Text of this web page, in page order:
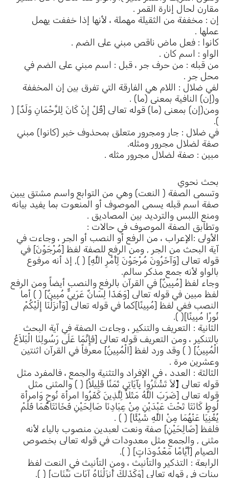
مقارن لحال إنارة القمر .
إن : مخففة من الثقيلة مهملة ، لأنها إذا خففت يهمل
عملها .
كانوا : فعل ماض ناقص مبني على الضم .
الواو : اسم كان .
من قبله : من حرف جر ، قبل : اسم مبني على الضم في
محل جر .
لفي ضلال : اللام هي الفارقة التي تفرق بين إن المخففة
و(إن) النافية بمعنى (ما) .
ومن(إن) بمعنى (ما) قوله تعالى [قُلْ إِنْ كَانَ لِلرَّحْمَانِ وَلَدٌ] (
).
في ضلال : جار ومجرور متعلق بمحذوف خبر (كانوا) مبني
صفة لضلال مجرور ومثله.
مبين : صفة لضلال مجرور مثله .
بحث نحوي
وتسمى الصفة ( النعت) وهي من التوابع واسم مشتق يبين
صفة اسم قبله يسمى الموصوف أو المنعوت بما يفيد بيانه
ومنع اللبس والترديد بين المصاديق .
وتطابق الصفة الموصوف في حالات :
الأولى :الإعراب ، من الرفع أو النصب أو الجر ، وجاءت في
آية البحث من الجر , ومن الرفع للصفة لفظ [مُرْجَوْنَ] في
قوله تعالى [وَآخَرُونَ مُرْجَوْنَ لِأَمْرِ اللَّهِ] ( ), إذ أنه مرفوع
بالواو لأنه جمع مذكر سالم.
وجاء لفظ [مُبِينٌ] في القرآن بالرفع والنصب أيضاً ومن الرفع
لفظ مبين في قوله تعالى [وَهَذَا لِسَانٌ عَرَبِيٌّ مُبِينٌ] ( ) أما
النصب ففي لفظ [مُبِينًا]كما في قوله تعالى [وَأَنزَلْنَا إِلَيْكُمْ
نُورًا مُبِينًا]( ).
الثانية : التعريف والتنكير ، وجاءت الصفة في آية البحث
بالتنكير ، ومن التعريف قوله تعالى [فَإِنَّمَا عَلَى رَسُولِنَا الْبَلاَغُ
الْمُبِينُ] ( ) وقد ورد لفظ [الْمُبِينُ] معرفاً في القرآن اثنتين
وعشرين مرة .
الثالثة : العدد ، في الإفراد والتثنية والجمع ، فالمفرد مثل
قوله تعالى [َلاَ تَشْتَرُوا بِآيَاتِي ثَمَنًا قَلِيلاً] ( ) والمثنى مثل
قوله تعالى [ضَرَبَ اللَّهُ مَثَلاً لِلَّذِينَ كَفَرُوا امرأة نُوحٍ وَامرأة
لُوطٍ كَانَتَا تَحْتَ عَبْدَيْنِ مِنْ عِبَادِنَا صَالِحَيْنِ فَخَانَتَاهُمَا فَلَمْ
يُغْنِيَا عَنْهُمَا مِنْ اللَّهِ شَيْئًا] ( ) .
فلفظ [صَالِحَيْنِ] صفة ونعت لعبدين منصوب بالياء لأنه
مثنى , والجمع مثل معدودات في قوله تعالى بخصوص
الصيام [أَيَّامًا مَعْدُودَاتٍ] ( ).
الرابعة : التذكير والتأنيث ، ومن التأنيث في النعت لفظ
بينات في قوله تعالى [وَكَذَلِكَ أَنزَلْنَاهُ آيَاتٍ بَيِّنَاتٍ] ( ).